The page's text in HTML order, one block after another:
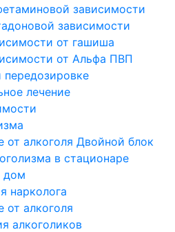
зависимости
зависимости
от гашиша
от Альфа ПВП
лечение
от алкоголя Двойной блок
в стационаре
дом
нарколога
от алкоголя
алкоголиков